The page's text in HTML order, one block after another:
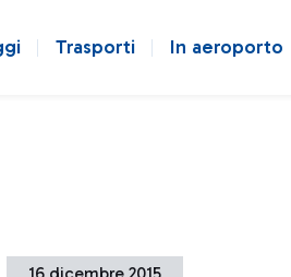
Trasporti In aeroporto